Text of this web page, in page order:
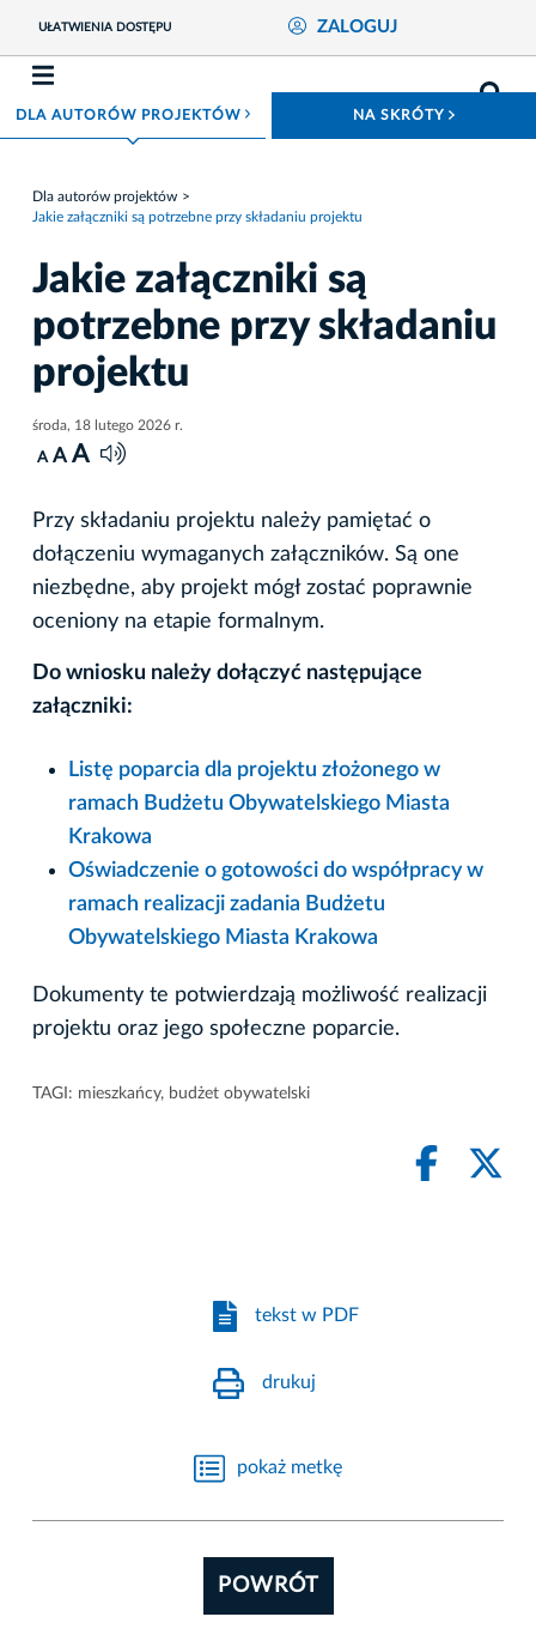
UŁATWIENIA DOSTĘPU ZALOGUJ
DLA AUTORÓW PROJEKTÓWROZWIŃ MENU NA SKRÓTY
Dla autorów projektów
Jakie załączniki są potrzebne przy składaniu projektu
Jakie załączniki są
potrzebne przy składaniu
projektu
środa, 18 lutego 2026 r.
A A A
Przy składaniu projektu należy pamiętać o
dołączeniu wymaganych załączników. Są one
niezbędne, aby projekt mógł zostać poprawnie
oceniony na etapie formalnym.
Do wniosku należy dołączyć następujące
załączniki:
Listę poparcia dla projektu złożonego w
ramach Budżetu Obywatelskiego Miasta
Krakowa
Oświadczenie o gotowości do współpracy w
ramach realizacji zadania Budżetu
Obywatelskiego Miasta Krakowa
Dokumenty te potwierdzają możliwość realizacji
projektu oraz jego społeczne poparcie.
TAGI: mieszkańcy, budżet obywatelski
tekst w PDF
drukuj
pokaż metkę
POWRÓT